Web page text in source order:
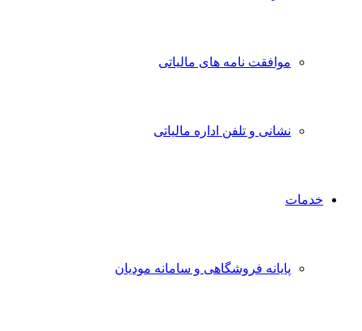
موافقت نامه های مالیاتی
نشانی و تلفن اداره مالیاتی
خدمات
پایانه فروشگاهی و سامانه مودیان